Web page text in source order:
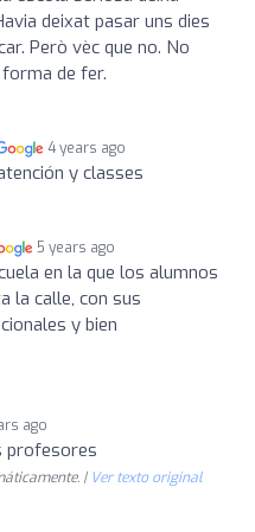
deixat pasar uns dies
Però vèc que no. No
de fer.
4 years ago
y classes
5 years ago
en la que los alumnos
la calle, con sus
y bien
ago
profesores
| Ver texto original